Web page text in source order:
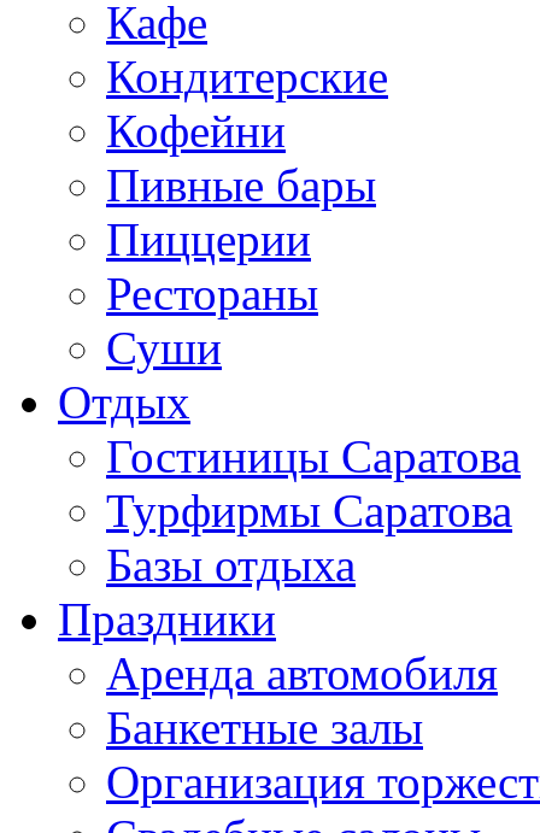
Кафе
Кондитерские
Кофейни
Пивные бары
Пиццерии
Рестораны
Суши
Отдых
Гостиницы Саратова
Турфирмы Саратова
Базы отдыха
Праздники
Аренда автомобиля
Банкетные залы
Организация